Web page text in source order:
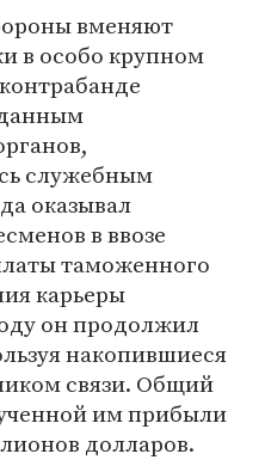
вменяют
в особо крупном
служебным
оказывал
в ввозе
таможенного
карьеры
он продолжил
накопившиеся
связи. Общий
им прибыли
долларов.